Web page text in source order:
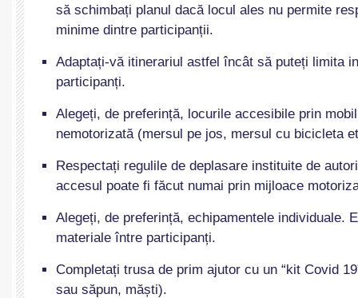
să schimbați planul dacă locul ales nu permite
minime dintre participanții.
Adaptați-vă itinerariul astfel încât să puteți limita
participanți.
Alegeți, de preferință, locurile accesibile prin
nemotorizată (mersul pe jos, mersul cu bicicleta
Respectați regulile de deplasare instituite de
accesul poate fi făcut numai prin mijloace
Alegeți, de preferință, echipamentele individuale.
materiale între participanți.
Completați trusa de prim ajutor cu un “kit Covid
sau săpun, măști).